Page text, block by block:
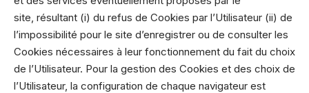
site, résultant (i) du refus de Cookies par l’Utilisateur (ii) de
l’impossibilité pour le site d’enregistrer ou de consulter les
Cookies nécessaires à leur fonctionnement du fait du choix
de l’Utilisateur. Pour la gestion des Cookies et des choix de
l’Utilisateur, la configuration de chaque navigateur est